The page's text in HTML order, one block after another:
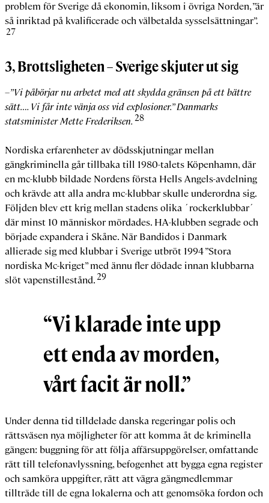
problem för Sverige då ekonomin, liksom i övriga Norden, ”är
så inriktad på kvalificerade och välbetalda sysselsättningar”.
27
3, Brottsligheten – Sverige skjuter ut sig
–”Vi påbörjar nu arbetet med att skydda gränsen på ett bättre
sätt…. Vi får inte vänja oss vid explosioner.” Danmarks
statsminister Mette Frederiksen.28
Nordiska erfarenheter av dödsskjutningar mellan
gängkriminella går tillbaka till 1980-talets Köpenhamn, där
en mc-klubb bildade Nordens första Hells Angels-avdelning
och krävde att alla andra mc-klubbar skulle underordna sig.
Följden blev ett krig mellan stadens olika ´rockerklubbar´
där minst 10 människor mördades. HA-klubben segrade och
började expandera i Skåne. När Bandidos i Danmark
allierade sig med klubbar i Sverige utbröt 1994 ”Stora
nordiska Mc-kriget” med ännu fler dödade innan klubbarna
slöt vapenstillestånd.29
“Vi klarade inte upp
ett enda av morden,
vårt facit är noll.”
Under denna tid tilldelade danska regeringar polis och
rättsväsen nya möjligheter för att komma åt de kriminella
gängen: buggning för att följa affärsuppgörelser, omfattande
rätt till telefonavlyssning, befogenhet att bygga egna register
och samköra uppgifter, rätt att vägra gängmedlemmar
tillträde till de egna lokalerna och att genomsöka fordon och